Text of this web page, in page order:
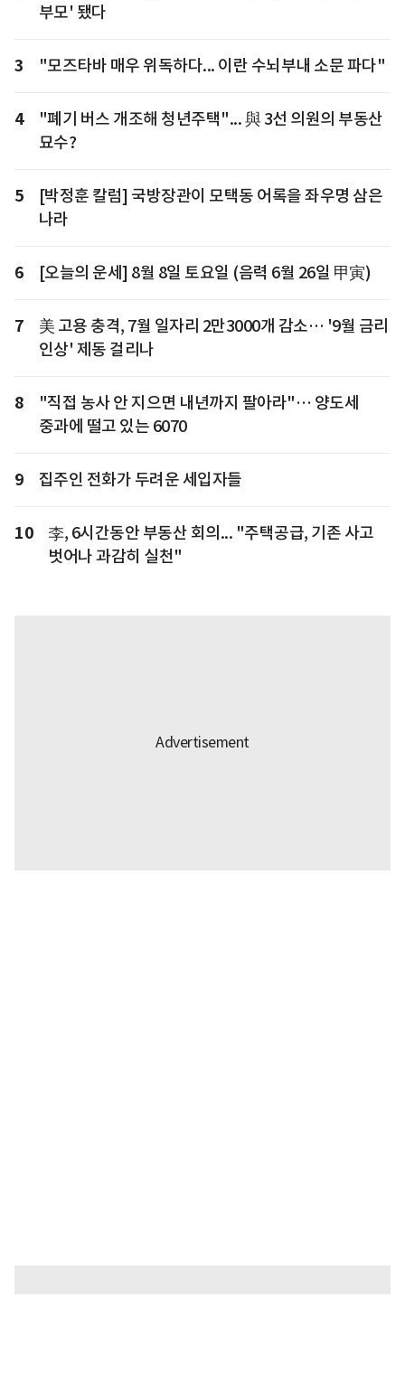
부모' 됐다
3 "모즈타바 매우 위독하다... 이란 수뇌부내 소문 파다"
4
"폐기 버스 개조해 청년주택"... 與 3선 의원의 부동산
묘수?
5
[박정훈 칼럼] 국방장관이 모택동 어록을 좌우명 삼은
나라
6 [오늘의 운세] 8월 8일 토요일 (음력 6월 26일 甲寅)
7
美 고용 충격, 7월 일자리 2만3000개 감소… '9월 금리
인상' 제동 걸리나
8
"직접 농사 안 지으면 내년까지 팔아라"… 양도세
중과에 떨고 있는 6070
9 집주인 전화가 두려운 세입자들
10
李, 6시간동안 부동산 회의... "주택공급, 기존 사고
벗어나 과감히 실천"